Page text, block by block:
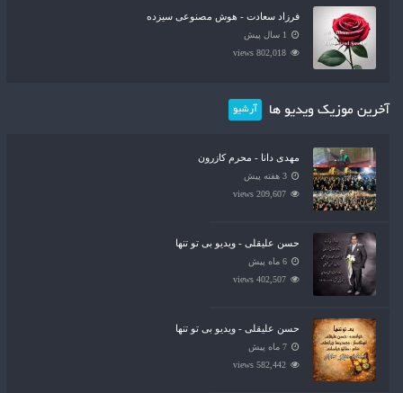
فرزاد سعادت - هوش مصنوعی سیزده
1 سال پیش
802,018 views
آخرین موزیک ویدیو ها آرشیو
مهدی دانا - محرم کازرون
3 هفته پیش
209,607 views
حسن علیقلی - ویدیو بی تو تنها
6 ماه پیش
402,507 views
حسن علیقلی - ویدیو بی تو تنها
7 ماه پیش
582,442 views